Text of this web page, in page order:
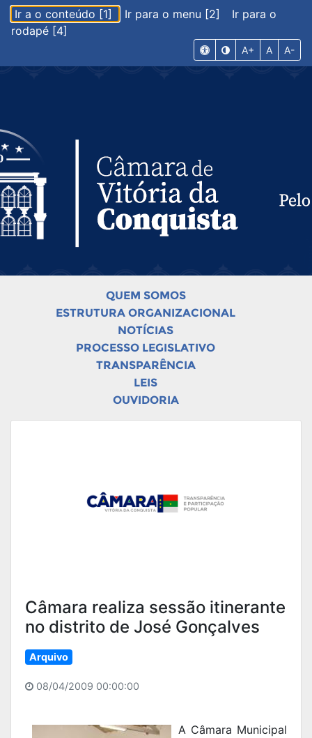
Ir a o conteúdo [1] Ir para o menu [2]
Ir para o
rodapé [4]
A+ A A-
QUEM SOMOS
ESTRUTURA ORGANIZACIONAL
NOTÍCIAS
PROCESSO LEGISLATIVO
TRANSPARÊNCIA
LEIS
OUVIDORIA
Câmara realiza sessão itinerante
no distrito de José Gonçalves
Arquivo
08/04/2009 00:00:00
A Câmara Municipal